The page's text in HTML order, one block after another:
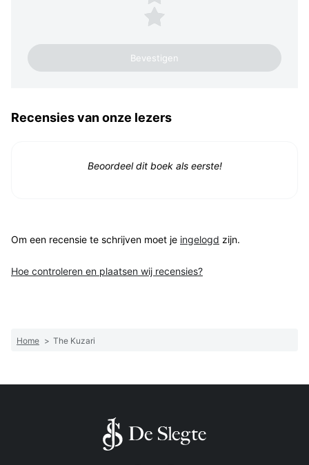
1 ster
Recensies van onze lezers
Beoordeel dit boek als eerste!
Om een recensie te schrijven moet je ingelogd zijn.
Hoe controleren en plaatsen wij recensies?
Home > The Kuzari